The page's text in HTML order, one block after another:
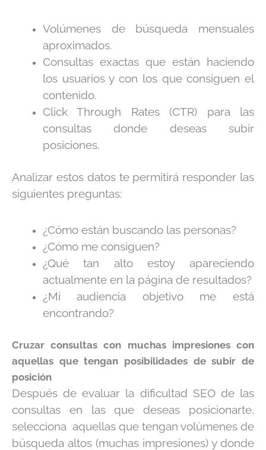
Volúmenes de búsqueda mensuales
aproximados.
Consultas exactas que están haciendo
los usuarios y con los que consiguen el
contenido.
Click Through Rates (CTR) para las
consultas donde deseas subir
posiciones.
Analizar estos datos te permitirá responder las
siguientes preguntas:
¿Cómo están buscando las personas?
¿Cómo me consiguen?
¿Qué tan alto estoy apareciendo
actualmente en la página de resultados?
¿Mi audiencia objetivo me está
encontrando?
Cruzar consultas con muchas impresiones con
aquellas que tengan posibilidades de subir de
posición
Después de evaluar la dificultad SEO de las
consultas en las que deseas posicionarte,
selecciona aquellas que tengan volúmenes de
búsqueda altos (muchas impresiones) y donde